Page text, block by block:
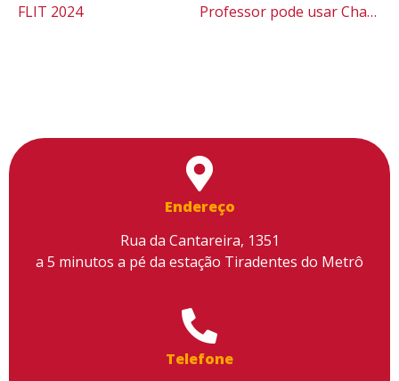
FLIT 2024 Professor pode usar ChatGPT para preparar aula?
Endereço
Rua da Cantareira, 1351
a 5 minutos a pé da estação Tiradentes do Metrô
Telefone